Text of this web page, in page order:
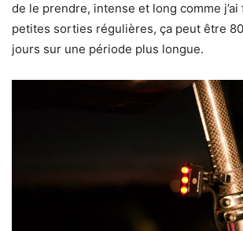
de le prendre, intense et long comme j’ai
petites sorties régulières, ça peut être
jours sur une période plus longue.